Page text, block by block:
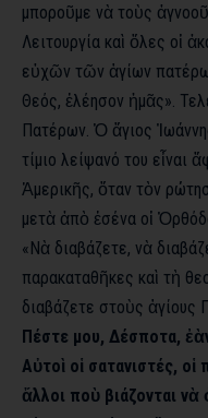
μποροῦμε νὰ τοὺς
Λειτουργία καὶ ὅλες οἱ
εὐχῶν τῶν ἁγίων
Θεός, ἐλέησον ἡμᾶς».
Πατέρων. Ὁ ἅγιος
τίμιο λείψανό του
Ἀμερικῆς, ὅταν τὸν
μετὰ ἀπὸ ἐσένα οἱ
«Νὰ διαβάζετε, νὰ
παρακαταθῆκες καὶ τὴ
διαβάζετε στοὺς ἁγίους
Πέστε μου, Δέσποτα,
Αὐτοὶ οἱ σατανιστές,
ἄλλοι ποὺ βιάζονται